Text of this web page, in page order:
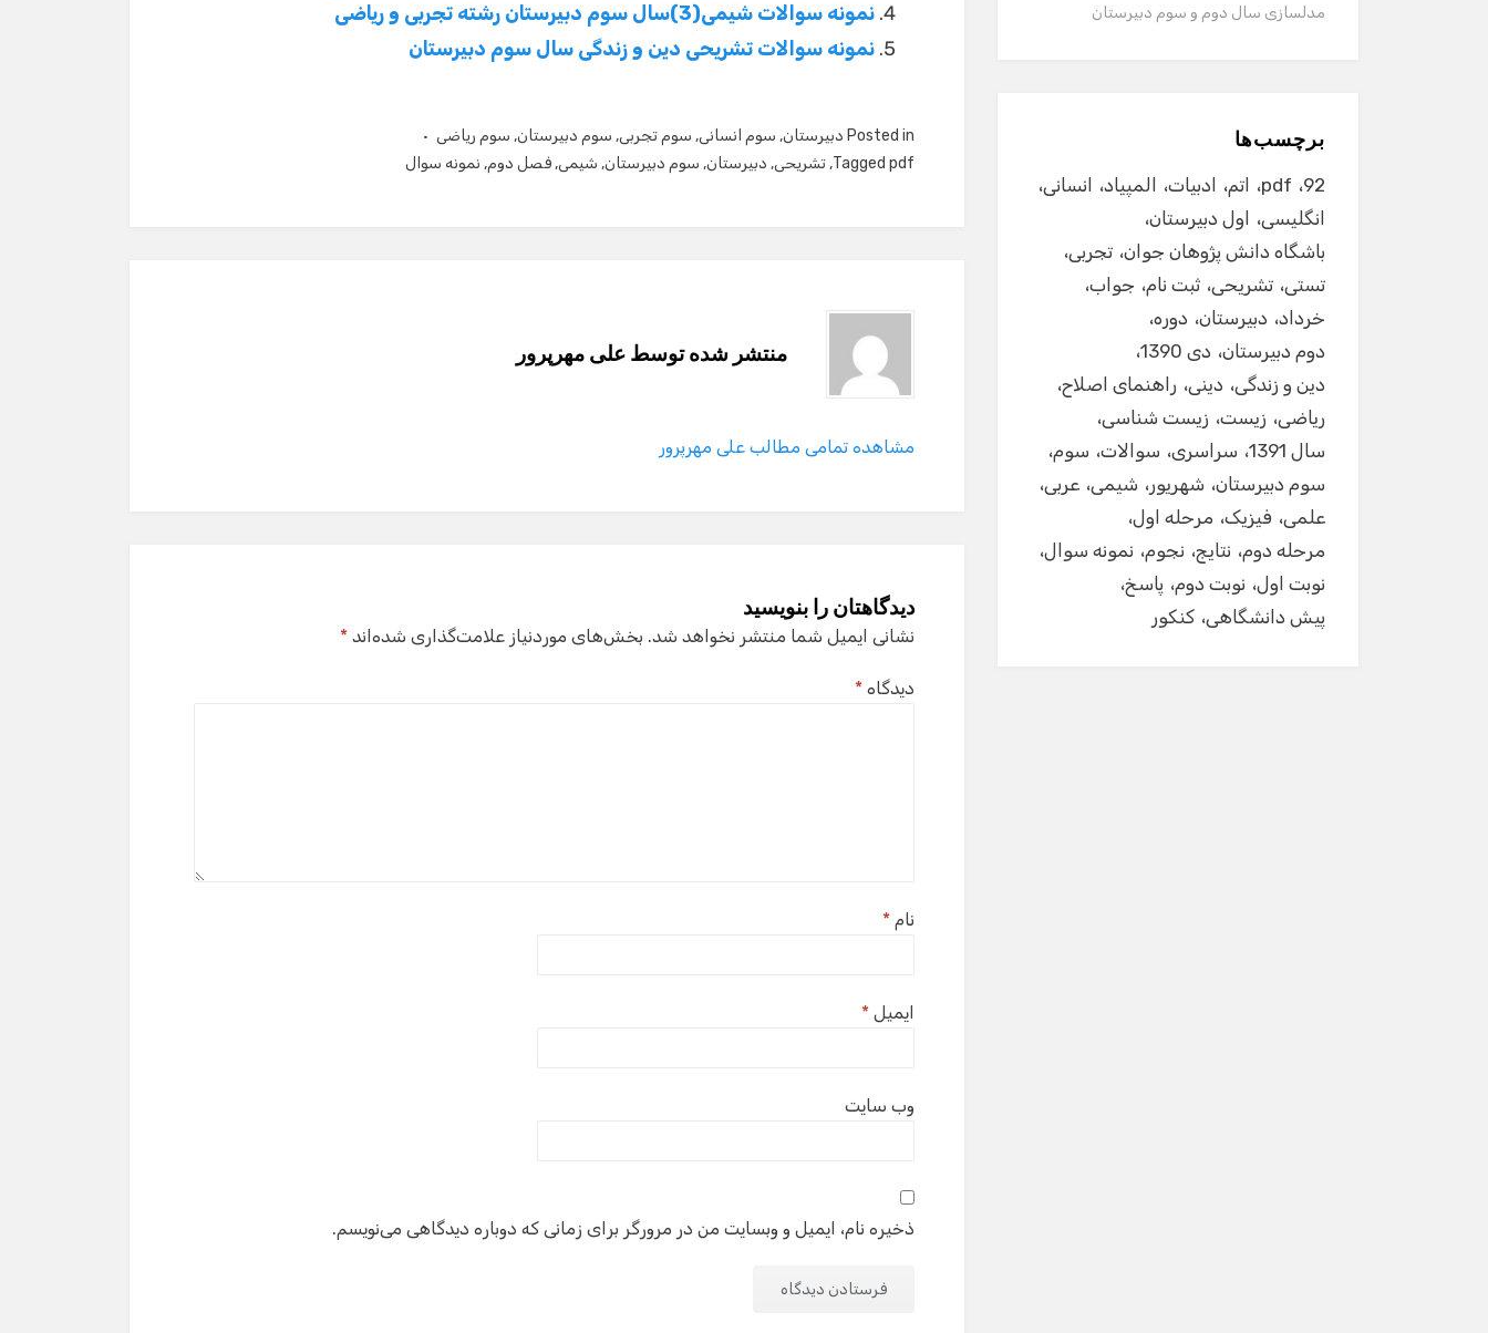
نمونه سوالات شیمی(3)سال سوم دبیرستان رشته تجربی و ریاضی
نمونه سوالات تشریحی دین و زندگی سال سوم دبیرستان
Posted in دبیرستان, سوم انسانی, سوم تجربی, سوم دبیرستان, سوم ریاضی
Tagged pdf
,تشریحی, دبیرستان, سوم دبیرستان, شیمی,فصل دوم, نمونه سوال
منتشر شده توسطعلی مهرپرور
مشاهده تمامی مطالب علی مهرپرور
دیدگاهتان را بنویسید
نشانی ایمیل شما منتشر نخواهد شد. بخش‌های موردنیاز علامت‌گذاری شده‌اند*
دیدگاه*
نام*
ایمیل*
وب‌ سایت
ذخیره نام، ایمیل و وبسایت من در مرورگر برای زمانی که دوباره دیدگاهی می‌نویسم.
مدلسازی سال دوم و سوم دبیرستان
برچسب‌ها
92
pdf اتم ادبیات المپیاد
انسانی
انگلیسی
اول دبیرستان
باشگاه دانش پژوهان جوان تجربی
تستی تشریحی ثبت نام جواب
خرداد دبیرستان دوره
دوم دبیرستان دی 1390
دین و زندگی دینی راهنمای اصلاح
ریاضی زیست زیست شناسی
سال 1391
سراسری سوالات سوم
سوم دبیرستان شهریور شیمی عربی
علمی فیزیک مرحله اول
مرحله دوم نتایج نجوم نمونه سوال
نوبت اول نوبت دوم پاسخ
پیش دانشگاهی کنکور